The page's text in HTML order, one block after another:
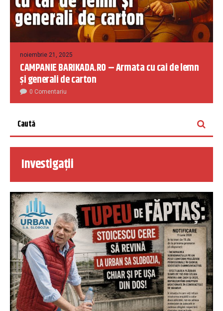
noiembrie 21, 2025
CAMPANIE BARIKADA.RO – Armata cu cai de lemn
și generali de carton
0 Comentariu
Investigații